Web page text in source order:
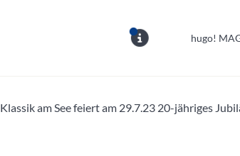
hugo!
Klassik am See feiert am 29.7.23 20-jähriges